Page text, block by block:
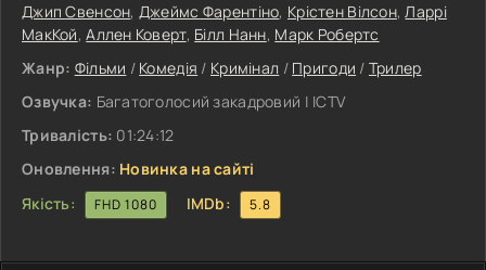
Джип Свенсон, Джеймс Фарентіно, Крістен Вілсон,Ларрі
МакКой,Аллен Коверт, Білл Нанн, Марк Робертс
Жанр: Фільми / Комедія / Кримінал / Пригоди / Трилер
Озвучка: Багатоголосий закадровий | ICTV
Тривалість: 01:24:12
Оновлення: Новинка на сайті
Якість:
FHD 1080 IMDb: 5.8